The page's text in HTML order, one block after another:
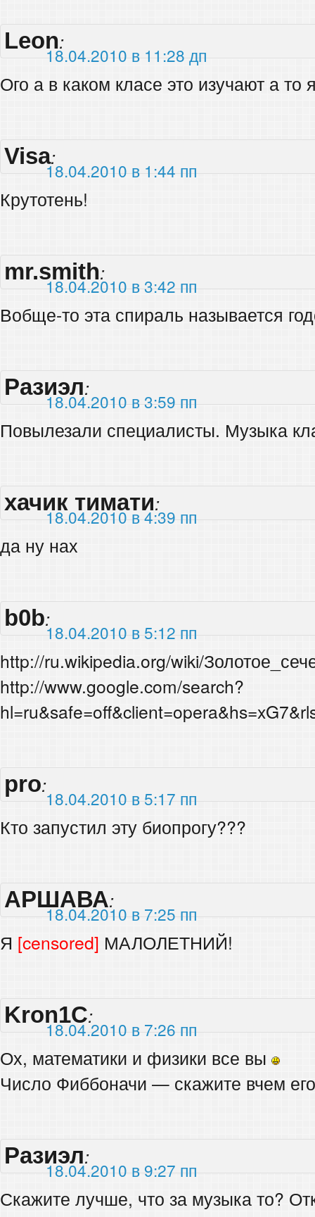
Leon:
18.04.2010 в 11:28 дп
Ого а в каком класе это изучают а то
Visa:
18.04.2010 в 1:44 пп
Крутотень!
mr.smith:
18.04.2010 в 3:42 пп
Вобще-то эта спираль называется
Разиэл:
18.04.2010 в 3:59 пп
Повылезали специалисты. Музыка
хачик тимати:
18.04.2010 в 4:39 пп
да ну нах
b0b:
18.04.2010 в 5:12 пп
http://ru.wikipedia.org/wiki/
http://www.google.com/search?
pro:
18.04.2010 в 5:17 пп
Кто запустил эту биопрогу???
АРШАВА:
18.04.2010 в 7:25 пп
Я [censored] МАЛОЛЕТНИЙ!
Kron1C:
18.04.2010 в 7:26 пп
Ох, математики и физики все вы
Число Фиббоначи — скажите вчем
Разиэл:
18.04.2010 в 9:27 пп
Скажите лучше, что за музыка то?